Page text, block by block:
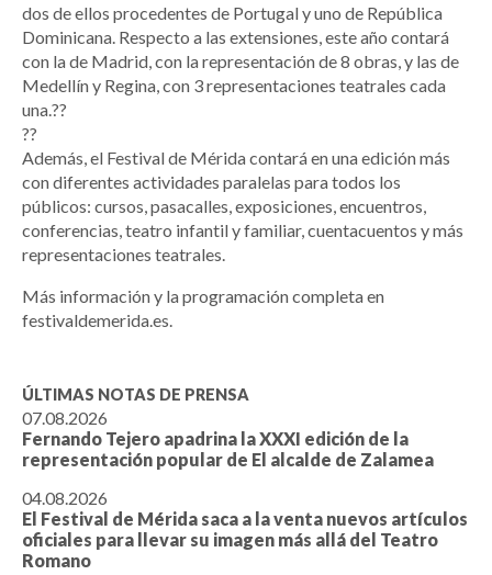
dos de ellos procedentes de Portugal y uno de República
Dominicana. Respecto a las extensiones, este año contará
con la de Madrid, con la representación de 8 obras, y las de
Medellín y Regina, con 3 representaciones teatrales cada
una.??
??
Además, el Festival de Mérida contará en una edición más
con diferentes actividades paralelas para todos los
públicos: cursos, pasacalles, exposiciones, encuentros,
conferencias, teatro infantil y familiar, cuentacuentos y más
representaciones teatrales.
Más información y la programación completa en
festivaldemerida.es.
ÚLTIMAS NOTAS DE PRENSA
07.08.2026
Fernando Tejero apadrina la XXXI edición de la
representación popular de El alcalde de Zalamea
04.08.2026
El Festival de Mérida saca a la venta nuevos artículos
oficiales para llevar su imagen más allá del Teatro
Romano